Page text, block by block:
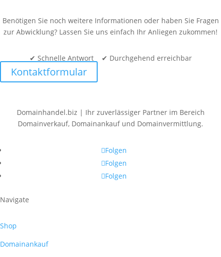
Benötigen Sie noch weitere Informationen oder haben Sie Fragen
zur Abwicklung? Lassen Sie uns einfach Ihr Anliegen zukommen!
✔ Schnelle Antwort ✔ Durchgehend erreichbar
Kontaktformular
Domainhandel.biz | Ihr zuverlässiger Partner im Bereich
Domainverkauf, Domainankauf und Domainvermittlung.
Folgen
Folgen
Folgen
Navigate
Shop
Domainankauf